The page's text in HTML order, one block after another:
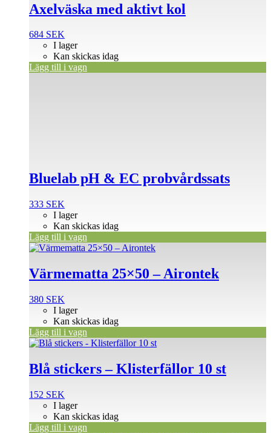
Axelväska med aktivt kol
684 SEK
I lager
Kan skickas idag
Lägg till i vagn
Bluelab pH & EC probvårdssats
333 SEK
I lager
Kan skickas idag
Lägg till i vagn
Värmematta 25×50 – Airontek
380 SEK
I lager
Kan skickas idag
Lägg till i vagn
Blå stickers – Klisterfällor 10 st
152 SEK
I lager
Kan skickas idag
Lägg till i vagn